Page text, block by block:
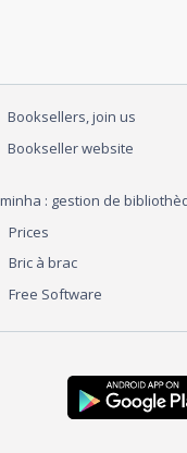
Booksellers, join us
Bookseller website
: gestion de
Prices
Bric à brac
Free Software